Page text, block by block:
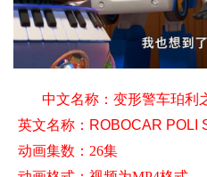
中文名称： 变形警车珀利
英文名称： ROBOCAR POLI
动画集数：26集